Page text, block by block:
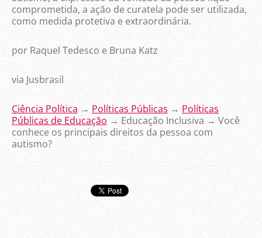
comprometida, a ação de curatela pode ser utilizada,
como medida protetiva e extraordinária.
por Raquel Tedesco e Bruna Katz
via Jusbrasil
Ciência Política → Políticas Públicas → Políticas
Públicas de Educação → Educação Inclusiva → Você
conhece os principais direitos da pessoa com
autismo?